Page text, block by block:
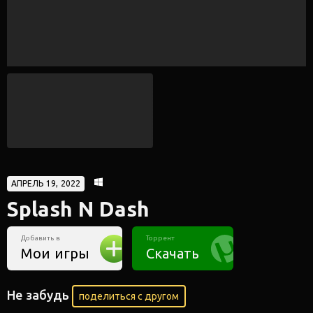
АПРЕЛЬ 19, 2022
Splash N Dash
Добавить в
Мои игры
Торрент
Скачать
Не забудь поделиться с другом